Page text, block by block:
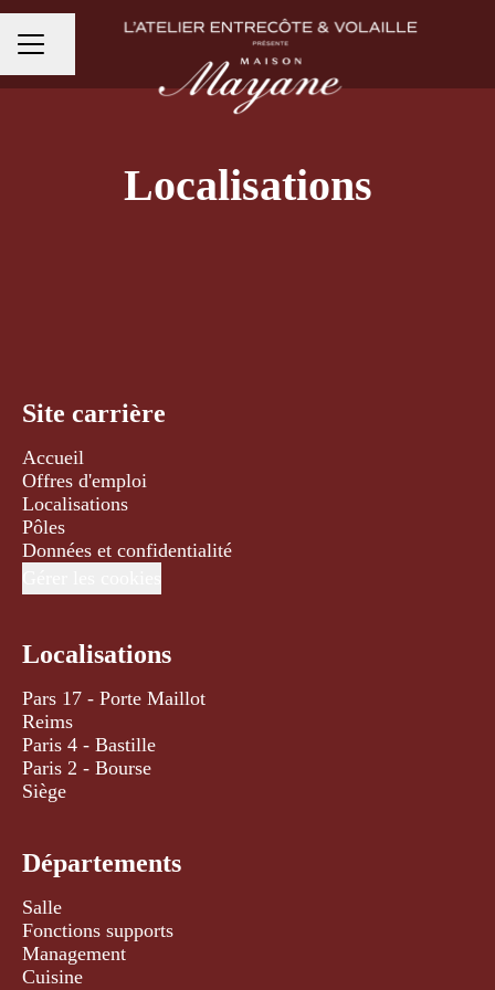
MENU CARRIÈRE
Partager la page
Localisations
Site carrière
Accueil
Offres d'emploi
Localisations
Pôles
Données et confidentialité
Localisations
Pars 17 - Porte Maillot
Reims
Paris 4 - Bastille
Paris 2 - Bourse
Siège
Départements
Salle
Fonctions supports
Management
Cuisine